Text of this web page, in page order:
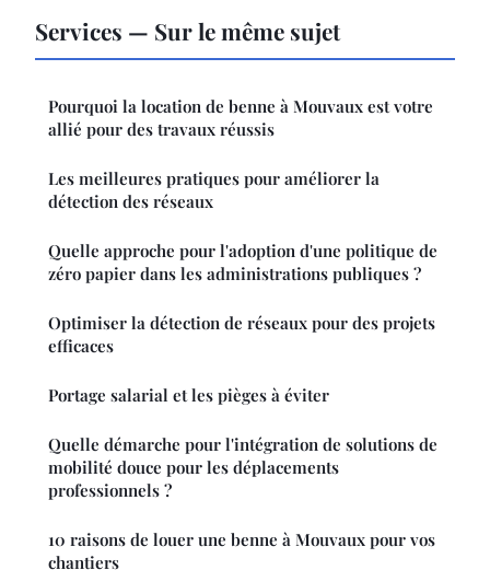
Services — Sur le même sujet
Pourquoi la location de benne à Mouvaux est votre
allié pour des travaux réussis
Les meilleures pratiques pour améliorer la
détection des réseaux
Quelle approche pour l'adoption d'une politique de
zéro papier dans les administrations publiques ?
Optimiser la détection de réseaux pour des projets
efficaces
Portage salarial et les pièges à éviter
Quelle démarche pour l'intégration de solutions de
mobilité douce pour les déplacements
professionnels ?
10 raisons de louer une benne à Mouvaux pour vos
chantiers